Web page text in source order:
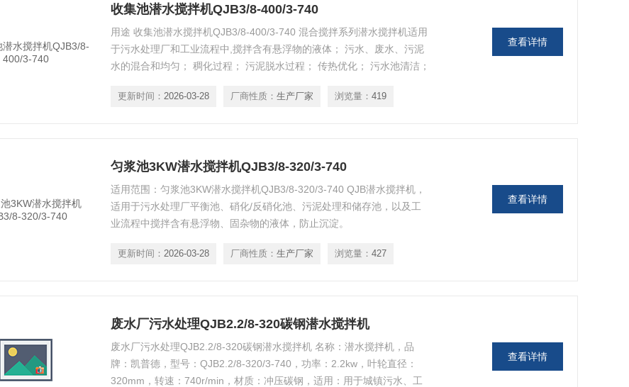
收集池潜水搅拌机QJB3/8-400/3-740
用途 收集池潜水搅拌机QJB3/8-400/3-740 混合搅拌系列潜水搅拌机适用
于污水处理厂和工业流程中,搅拌含有悬浮物的液体； 污水、废水、污泥
水的混合和均匀； 稠化过程； 污泥脱水过程； 传热优化； 污水池清洁；
更新时间： 2026-03-28 厂商性质： 生产厂家 浏览量： 419
查看详情
匀浆池3KW潜水搅拌机QJB3/8-320/3-740
适用范围：匀浆池3KW潜水搅拌机QJB3/8-320/3-740 QJB潜水搅拌机，
适用于污水处理厂平衡池、硝化/反硝化池、污泥处理和储存池，以及工
业流程中搅拌含有悬浮物、固杂物的液体，防止沉淀。
更新时间： 2026-03-28 厂商性质： 生产厂家 浏览量： 427
查看详情
废水厂污水处理QJB2.2/8-320碳钢潜水搅拌机
废水厂污水处理QJB2.2/8-320碳钢潜水搅拌机 名称：潜水搅拌机，品
牌：凯普德，型号：QJB2.2/8-320/3-740，功率：2.2kw，叶轮直径：
320mm，转速：740r/min，材质：冲压碳钢，适用：用于城镇污水、工
查看详情